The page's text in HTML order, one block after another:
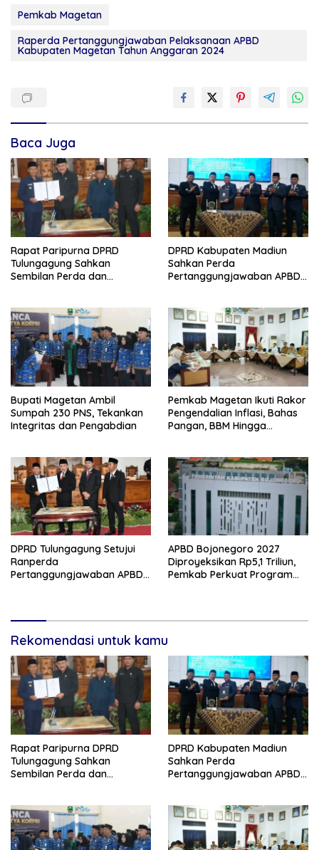
Pemkab Magetan
Raperda Pertanggungjawaban Pelaksanaan APBD
Kabupaten Magetan Tahun Anggaran 2024
Baca Juga
Rapat Paripurna DPRD
Tulungagung Sahkan
Sembilan Perda dan
DPRD Kabupaten Madiun
Sahkan Perda
Pertanggungjawaban APBD
Bupati Magetan Ambil
Sumpah 230 PNS, Tekankan
Integritas dan Pengabdian
Pemkab Magetan Ikuti Rakor
Pengendalian Inflasi, Bahas
Pangan, BBM Hingga
DPRD Tulungagung Setujui
Ranperda
Pertanggungjawaban APBD
APBD Bojonegoro 2027
Diproyeksikan Rp5,1 Triliun,
Pemkab Perkuat Program
Rekomendasi untuk kamu
Rapat Paripurna DPRD
Tulungagung Sahkan
Sembilan Perda dan
DPRD Kabupaten Madiun
Sahkan Perda
Pertanggungjawaban APBD